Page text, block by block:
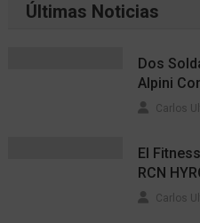
Últimas Noticias
Dos
Alpini
Carlos
El
RCN
Carlos